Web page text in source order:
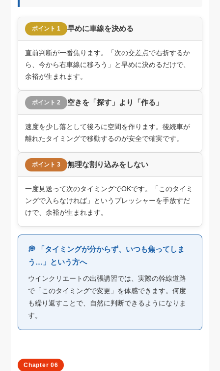
ポイント 1 早めに車線を決める
直前判断が一番焦ります。「次の交差点で右折するか
ら、今から右車線に移ろう」と早めに決めるだけで、
余裕が生まれます。
ポイント 2 空きを「探す」より「作る」
速度を少し落として後ろに空間を作ります。後続車が
離れたタイミングで移動するのが安全で確実です。
ポイント 3 無理な割り込みをしない
一度見送って次のタイミングでOKです。「このタイミ
ングで入らなければ」というプレッシャーを手放すだ
けで、余裕が生まれます。
💭 「タイミングが分からず、いつも焦ってしま
う…」という方へ
ウインクリエートの出張講習では、実際の幹線道路
で「このタイミングで変更」を体感できます。何度
も繰り返すことで、自然に判断できるようになりま
す。
Chapter 06